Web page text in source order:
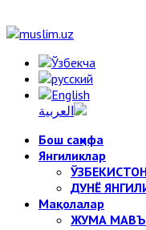
Бош саҳифа
Янгиликлар
ДУНЁ
Мақолалар
ЖУМА